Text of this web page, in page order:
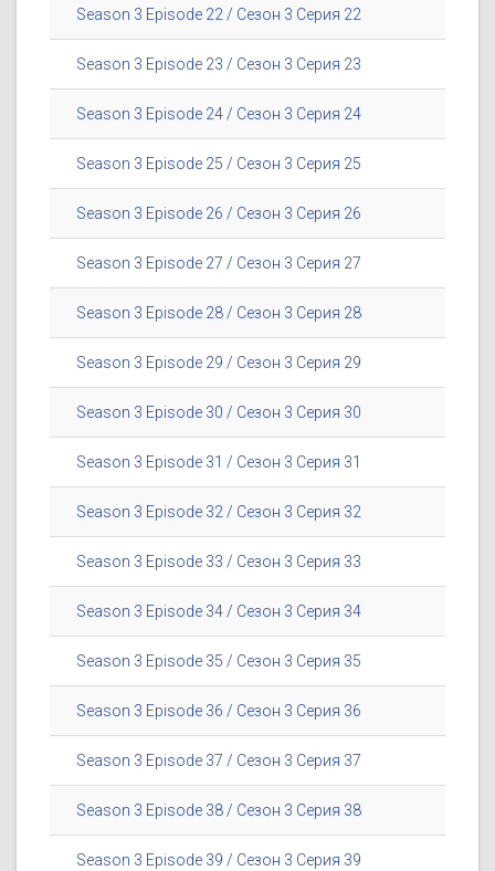
Season 3 Episode 22 / Сезон 3 Серия 22
Season 3 Episode 23 / Сезон 3 Серия 23
Season 3 Episode 24 / Сезон 3 Серия 24
Season 3 Episode 25 / Сезон 3 Серия 25
Season 3 Episode 26 / Сезон 3 Серия 26
Season 3 Episode 27 / Сезон 3 Серия 27
Season 3 Episode 28 / Сезон 3 Серия 28
Season 3 Episode 29 / Сезон 3 Серия 29
Season 3 Episode 30 / Сезон 3 Серия 30
Season 3 Episode 31 / Сезон 3 Серия 31
Season 3 Episode 32 / Сезон 3 Серия 32
Season 3 Episode 33 / Сезон 3 Серия 33
Season 3 Episode 34 / Сезон 3 Серия 34
Season 3 Episode 35 / Сезон 3 Серия 35
Season 3 Episode 36 / Сезон 3 Серия 36
Season 3 Episode 37 / Сезон 3 Серия 37
Season 3 Episode 38 / Сезон 3 Серия 38
Season 3 Episode 39 / Сезон 3 Серия 39